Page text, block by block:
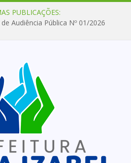
PUBLICAÇÕES:
Audiência Pública Nº 01/2026